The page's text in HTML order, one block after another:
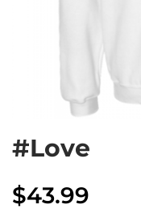
#Love
$43.99